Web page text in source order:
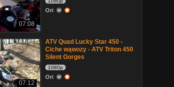
07:08
Ori
07:12
ATV Quad Lucky Star 450 -
Ciche wąwozy - ATV Triton 450
Silent Gorges
1080p
Ori